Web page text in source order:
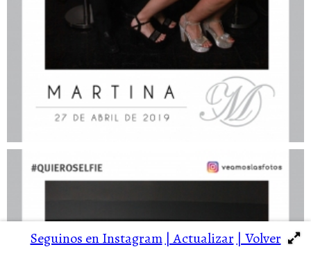
Seguinos en Instagram | Actualizar | Volver